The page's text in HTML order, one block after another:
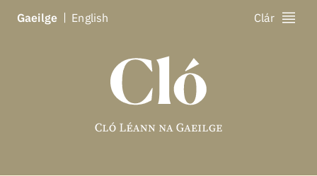
Gaeilge English Clár